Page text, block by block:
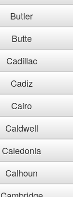
Butler
Butte
Cadillac
Cadiz
Cairo
Caldwell
Caledonia
Calhoun